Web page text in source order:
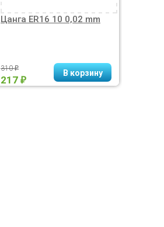
Цанга ER16 10 0,02 mm
310₽
217 ₽